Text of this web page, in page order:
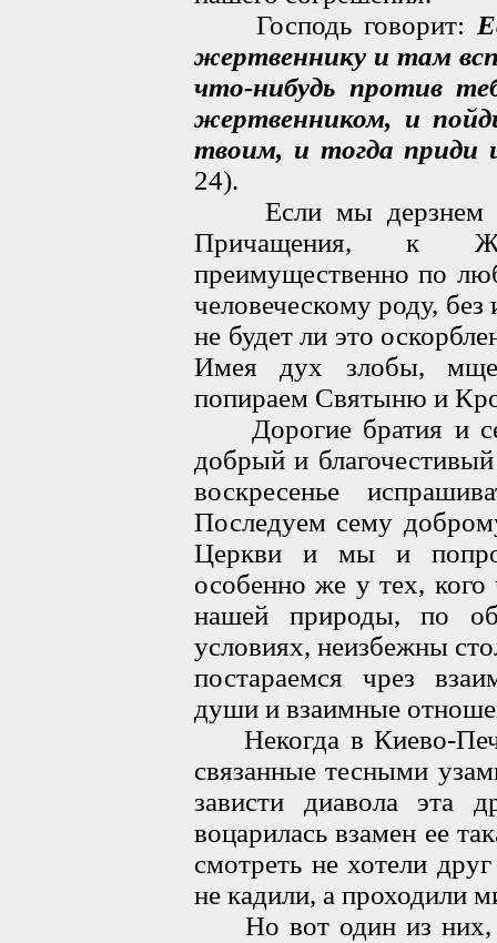
Господь говорит:
жертвеннику и там
что-нибудь против
жертвенником, и
твоим, и тогда приди
24).
Если мы дерзнем
Причащения, к
преимущественно по
человеческому роду,
не будет ли это
Имея дух злобы,
попираем Святыню и
Дорогие братия и
добрый и
воскресенье
Последуем сему
Церкви и мы и
особенно же у тех,
нашей природы, по
условиях, неизбежны
постараемся чрез
души и взаимные
Некогда в Киево-
связанные тесными
зависти диавола эта
воцарилась взамен ее
смотреть не хотели
не кадили, а проходили
Но вот один из них,